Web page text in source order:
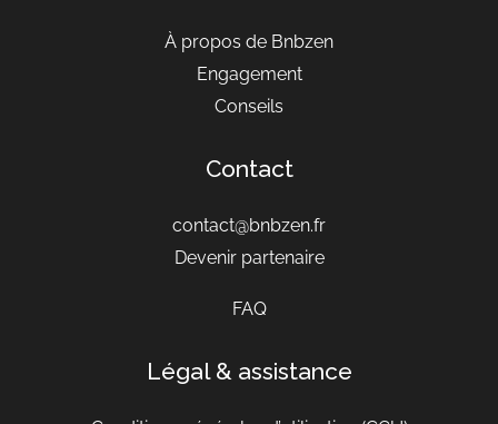
À propos de Bnbzen
Engagement
Conseils
Contact
contact@bnbzen.fr
Devenir partenaire
FAQ
Légal & assistance